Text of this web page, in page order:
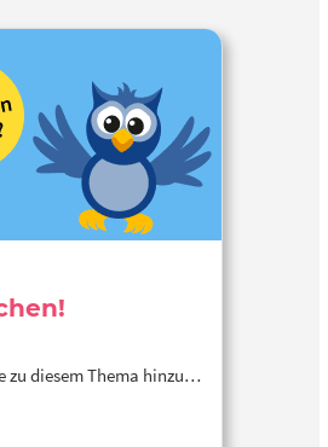
zu diesem Thema hinzu…